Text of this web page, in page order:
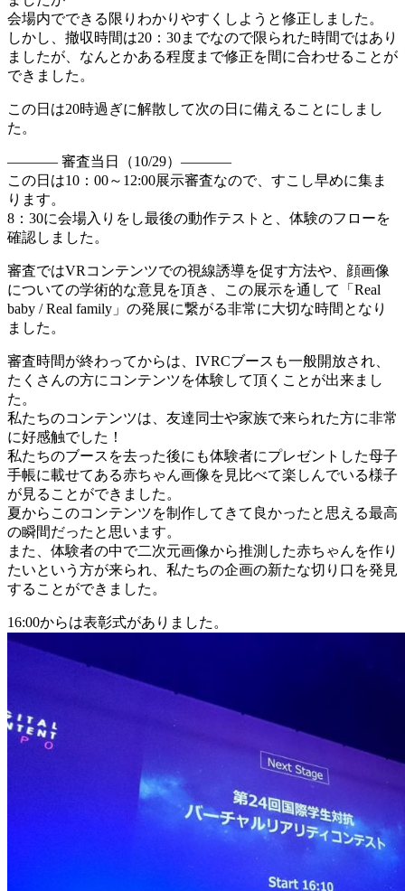
会場内でできる限りわかりやすくしようと修正しました。
しかし、撤収時間は20：30までなので限られた時間ではあり
ましたが、なんとかある程度まで修正を間に合わせることが
できました。
この日は20時過ぎに解散して次の日に備えることにしまし
た。
———– 審査当日（10/29）———–
この日は10：00～12:00展示審査なので、すこし早めに集ま
ります。
8：30に会場入りをし最後の動作テストと、体験のフローを
確認しました。
審査ではVRコンテンツでの視線誘導を促す方法や、顔画像
についての学術的な意見を頂き、この展示を通して「Real
baby / Real family」の発展に繋がる非常に大切な時間となり
ました。
審査時間が終わってからは、IVRCブースも一般開放され、
たくさんの方にコンテンツを体験して頂くことが出来まし
た。
私たちのコンテンツは、友達同士や家族で来られた方に非常
に好感触でした！
私たちのブースを去った後にも体験者にプレゼントした母子
手帳に載せてある赤ちゃん画像を見比べて楽しんでいる様子
が見ることができました。
夏からこのコンテンツを制作してきて良かったと思える最高
の瞬間だったと思います。
また、体験者の中で二次元画像から推測した赤ちゃんを作り
たいという方が来られ、私たちの企画の新たな切り口を発見
することができました。
16:00からは表彰式がありました。